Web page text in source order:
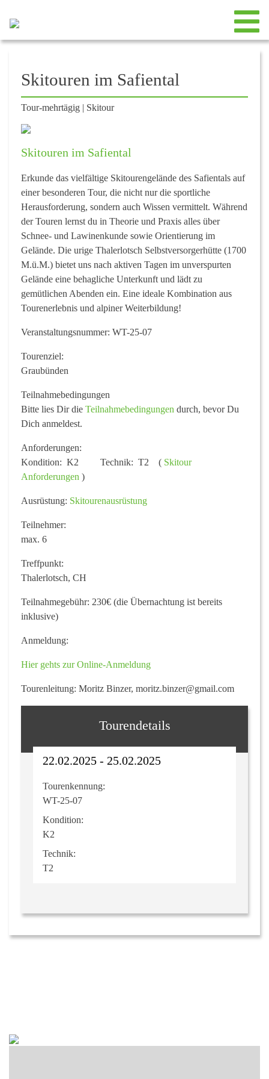
Skitouren im Safiental
Tour-mehrtägig | Skitour
Skitouren im Safiental
Erkunde das vielfältige Skitourengelände des Safientals auf
einer besonderen Tour, die nicht nur die sportliche
Herausforderung, sondern auch Wissen vermittelt. Während
der Touren lernst du in Theorie und Praxis alles über
Schnee- und Lawinenkunde sowie Orientierung im
Gelände. Die urige Thalerlotsch Selbstversorgerhütte (1700
M.ü.M.) bietet uns nach aktiven Tagen im unverspurten
Gelände eine behagliche Unterkunft und lädt zu
gemütlichen Abenden ein. Eine ideale Kombination aus
Tourenerlebnis und alpiner Weiterbildung!
Veranstaltungsnummer: WT-25-07
Tourenziel:
Graubünden
Teilnahmebedingungen
Bitte lies Dir die Teilnahmebedingungen durch, bevor Du
Dich anmeldest.
Anforderungen:
Kondition: K2 Technik: T2 ( Skitour
Anforderungen )
Ausrüstung: Skitourenausrüstung
Teilnehmer:
max. 6
Treffpunkt:
Thalerlotsch, CH
Teilnahmegebühr: 230€ (die Übernachtung ist bereits
inklusive)
Anmeldung:
Hier gehts zur Online-Anmeldung
Tourenleitung: Moritz Binzer, moritz.binzer@gmail.com
Tourendetails
22.02.2025 - 25.02.2025
Tourenkennung:
WT-25-07
Kondition:
K2
Technik:
T2